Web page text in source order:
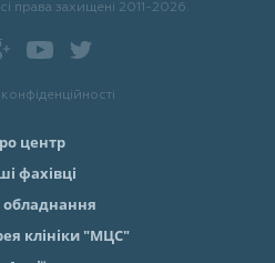
права захищені 2011-2026.
центр
фахівці
клініки "МЦС"